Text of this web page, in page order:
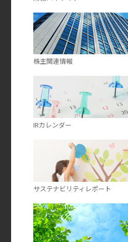
株主関連情報
IRカレンダー
サステナビリティレポート